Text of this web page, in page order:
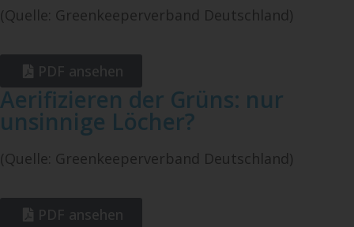
(Quelle: Greenkeeperverband Deutschland)
PDF ansehen
Aerifizieren der Grüns: nur
unsinnige Löcher?
(Quelle: Greenkeeperverband Deutschland)
PDF ansehen